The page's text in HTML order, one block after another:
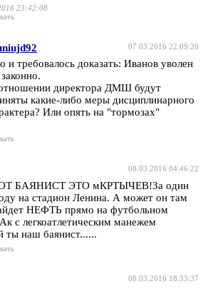
23:42:08
07.03.2016 22:09:20
и требовалось доказать: Иванов уволен
директора ДМШ будут
какие-либо меры дисциплинарного
Или опять на "тормозах"
08.03.2016 04:46:22
БАЯНИСТ ЭТО мКРТЫЧЕВ!За один
на стадион Ленина. А может он там
НЕФТЬ прямо на футбольном
с легкоатлетическим манежем
наш баянист......
08.03.2016 18:33:37